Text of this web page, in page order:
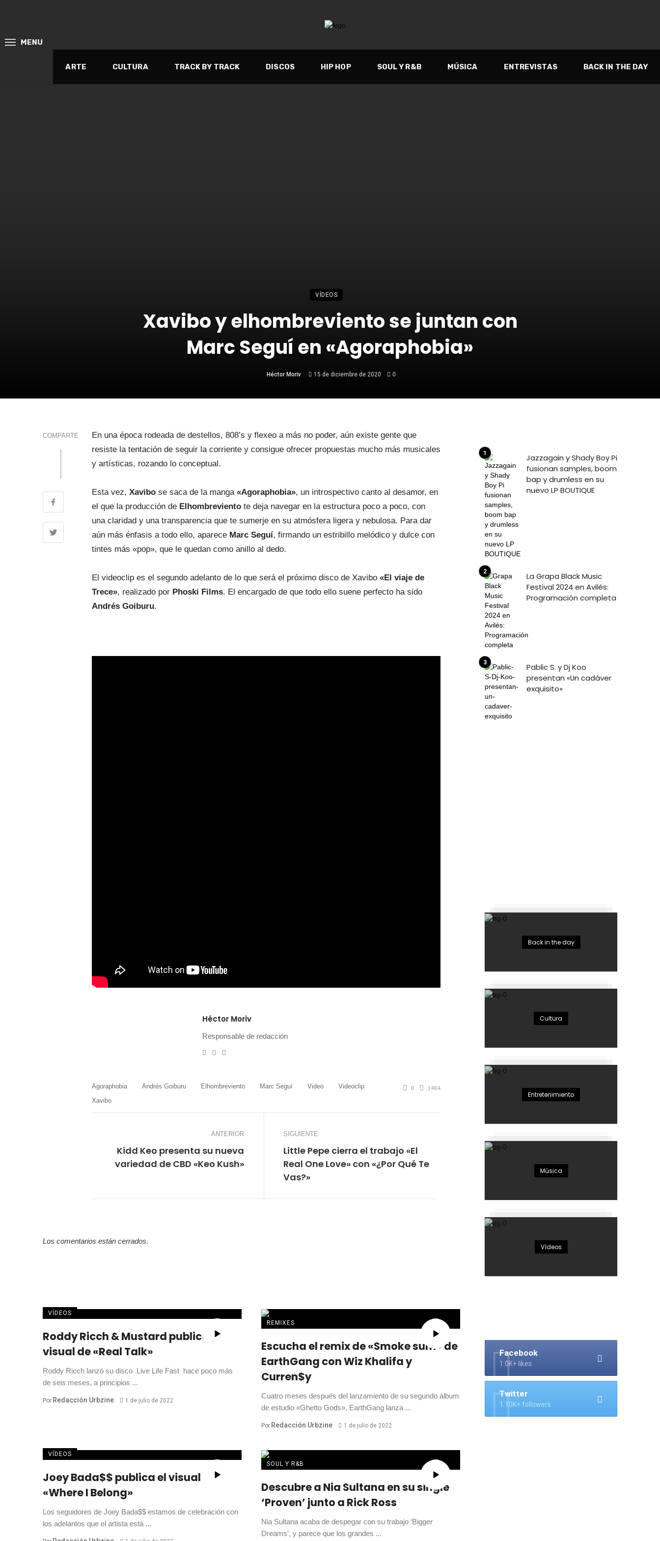
MENU
ARTE CULTURA TRACK BY TRACK DISCOS HIP HOP SOUL Y R&B MÚSICA ENTREVISTAS BACK IN THE DAY
VÍDEOS
Xavibo y elhombreviento se juntan con
Marc Seguí en «Agoraphobia»
Héctor Moriv 15 de diciembre de 2020 0
COMPARTE
En una época rodeada de destellos, 808’s y flexeo a más no poder, aún existe gente que
resiste la tentación de seguir la corriente y consigue ofrecer propuestas mucho más musicales
y artísticas, rozando lo conceptual.
Esta vez, Xavibo se saca de la manga «Agoraphobia», un introspectivo canto al desamor, en
el que la producción de Elhombreviento te deja navegar en la estructura poco a poco, con
una claridad y una transparencia que te sumerje en su atmósfera ligera y nebulosa. Para dar
aún más énfasis a todo ello, aparece Marc Seguí, firmando un estribillo melódico y dulce con
tintes más «pop», que le quedan como anillo al dedo.
El videoclip es el segundo adelanto de lo que será el próximo disco de Xavibo «El viaje de
Trece», realizado por Phoski Films. El encargado de que todo ello suene perfecto ha sido
Andrés Goiburu.
Héctor Moriv
Responsable de redacción
Twitter
Agoraphobia Andrés Goiburu Elhombreviento Marc Seguí Video
Videoclip
Xavibo
0 1464
ANTERIOR
Kidd Keo presenta su nueva
variedad de CBD «Keo Kush»
SIGUIENTE
Little Pepe cierra el trabajo «El
Real One Love» con «¿Por Qué Te
Vas?»
Los comentarios están cerrados.
VÍDEOS
Roddy Ricch & Mustard publican el
visual de «Real Talk»
Roddy Ricch lanzó su disco Live Life Fast hace poco más
de seis meses, a principios ...
Por Redacción Urbzine 1 de julio de 2022
REMIXES
Escucha el remix de «Smoke sum» de
EarthGang con Wiz Khalifa y
Curren$y
Cuatro meses después del lanzamiento de su segundo álbum
de estudio «Ghetto Gods», EarthGang lanza ...
Por Redacción Urbzine 1 de julio de 2022
VÍDEOS
Joey Bada$$ publica el visual de
«Where I Belong»
Los seguidores de Joey Bada$$ estamos de celebración con
los adelantos que el artista está ...
SOUL Y R&B
Descubre a Nia Sultana en su single
‘Proven’ junto a Rick Ross
Nia Sultana acaba de despegar con su trabajo ‘Bigger
Dreams’, y parece que los grandes ...
Jazzagain y Shady Boy Pi
fusionan samples, boom
bap y drumless en su
nuevo LP BOUTIQUE
La Grapa Black Music
Festival 2024 en Avilés:
Programación completa
Pablic S. y Dj Koo
presentan «Un cadáver
exquisito»
Back in the day
Cultura
Entretenimiento
Música
Vídeos
Facebook
1.0K+ likes
Twitter
1.10K+ followers